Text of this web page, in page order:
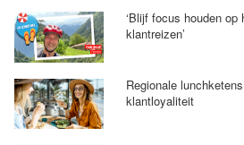
‘Blijf focus houden op
klantreizen’
Regionale
klantloyaliteit